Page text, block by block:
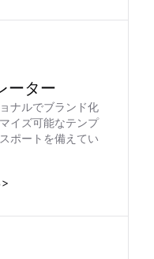
ーター
ナルでブランド化
イズ可能なテンプ
ポートを備えてい
>